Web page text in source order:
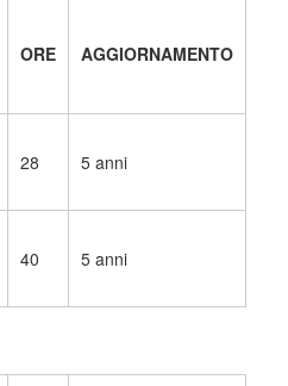
ORE AGGIORNAMENTO
28 5 anni
40 5 anni